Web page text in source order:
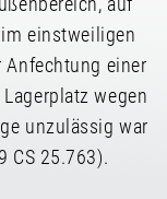
einstweiligen
Anfechtung einer
wegen
unzulässig war
CS 25.763).